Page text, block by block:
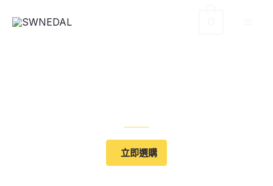
立即選購